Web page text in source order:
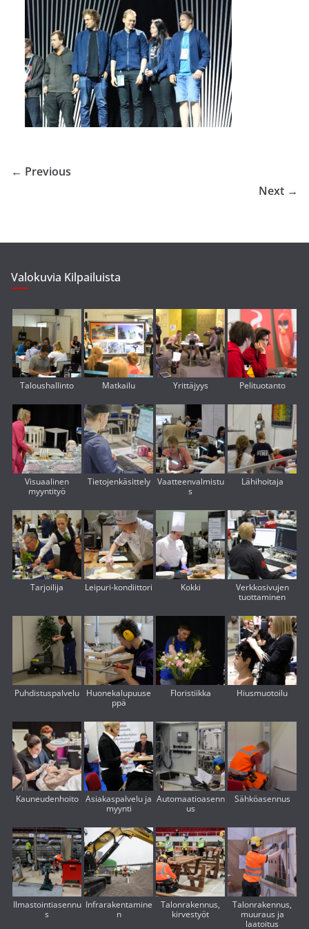
← Previous
Next →
Valokuvia Kilpailuista
Taloushallinto Matkailu Yrittäjyys Pelituotanto
Visuaalinen
myyntityö
Tietojenkäsittely
Vaatteenvalmistu
s
Lähihoitaja
Tarjoilija Leipuri-kondiittori Kokki
Verkkosivujen
tuottaminen
Puhdistuspalvelu
Huonekalupuuse
ppä
Floristiikka Hiusmuotoilu
Kauneudenhoito
Asiakaspalvelu ja
myynti
Automaatioasenn
us
Sähköasennus
Ilmastointiasennu
s
Infrarakentamine
n
Talonrakennus,
kirvestyöt
Talonrakennus,
muuraus ja
laatoitus